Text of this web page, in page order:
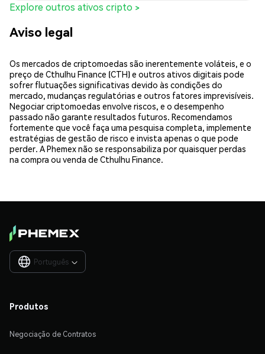
Explore outros ativos cripto >
Aviso legal
Os mercados de criptomoedas são inerentemente voláteis, e o
preço de Cthulhu Finance (CTH) e outros ativos digitais pode
sofrer flutuações significativas devido às condições do
mercado, mudanças regulatórias e outros fatores imprevisíveis.
Negociar criptomoedas envolve riscos, e o desempenho
passado não garante resultados futuros. Recomendamos
fortemente que você faça uma pesquisa completa, implemente
estratégias de gestão de risco e invista apenas o que pode
perder. A Phemex não se responsabiliza por quaisquer perdas
na compra ou venda de Cthulhu Finance.
Português 
Produtos
Negociação de Contratos